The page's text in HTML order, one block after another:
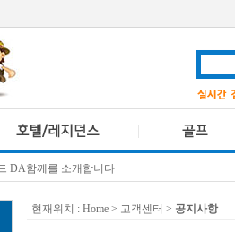
DA함께를 소개합니다
현재위치 : Home > 고객센터 > 공지사항